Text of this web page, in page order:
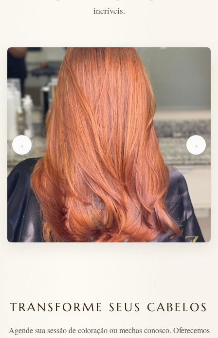
incríveis.
‹ ›
TRANSFORME SEUS CABELOS
Agende sua sessão de coloração ou mechas conosco. Oferecemos